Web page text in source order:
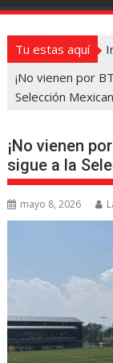
Tu estas aquí
¡No vienen por
Selección
¡No vienen
sigue a la
mayo 8, 2026